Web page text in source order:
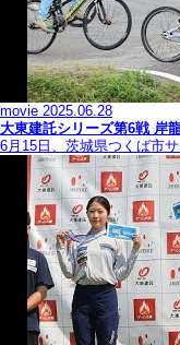
movie 2025.06.28
大東建託シリーズ第6戦 岸
6月15日、茨城県つくば市